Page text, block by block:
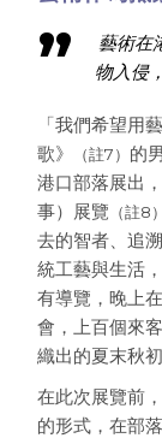
藝術在
物入侵
「我們希望用
歌》
（註7） 的
港口部落展出
事）展覽 （註8）
去的智者、追
統工藝與生活
有導覽，晚上
會，上百個來
織出的夏末秋初
在此次展覽前
的形式，在部